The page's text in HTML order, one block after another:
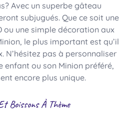
Avec un superbe gâteau
subjugués. Que ce soit une
ou une simple décoration aux
le plus important est qu’il
N’hésitez pas à personnaliser
enfant ou son Minion préféré,
encore plus unique.
Boissons À Thème